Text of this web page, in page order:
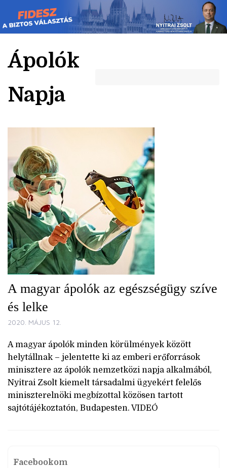
Skip
to
content
Ápolók
Napja
A magyar ápolók az egészségügy szíve
és lelke
2020. MÁJUS 12.
A magyar ápolók minden körülmények között
helytállnak – jelentette ki az emberi erőforrások
minisztere az ápolók nemzetközi napja alkalmából,
Nyitrai Zsolt kiemelt társadalmi ügyekért felelős
miniszterelnöki megbízottal közösen tartott
sajtótájékoztatón, Budapesten. VIDEÓ
Facebookom